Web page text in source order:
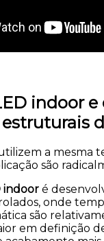
indoor
a mesma
são
indoor é
onde
são
em definição